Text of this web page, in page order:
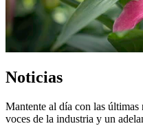
Noticias
Mantente al día con las últimas
voces de la industria y un